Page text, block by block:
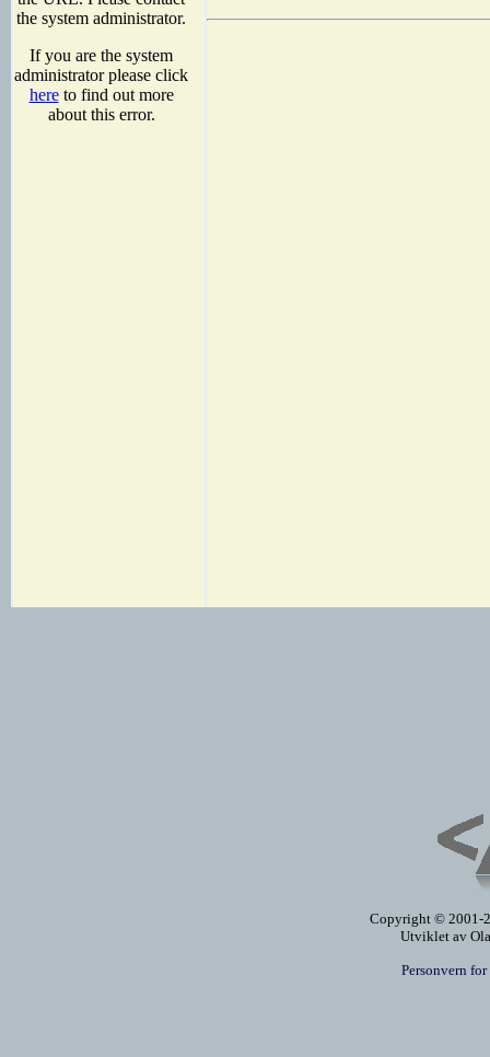
Copyright © 2001-
Utviklet av
Personvern